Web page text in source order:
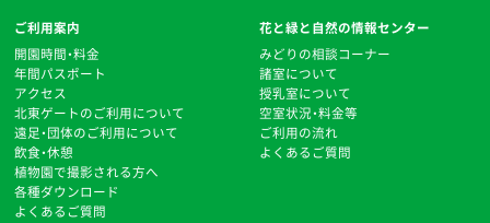
ご利用案内
開園時間・料金
年間パスポート
アクセス
北東ゲートのご利用について
遠足・団体のご利用について
飲食・休憩
植物園で撮影される方へ
各種ダウンロード
よくあるご質問
花と緑と自然の情報センター
みどりの相談コーナー
諸室について
授乳室について
空室状況・料金等
ご利用の流れ
よくあるご質問